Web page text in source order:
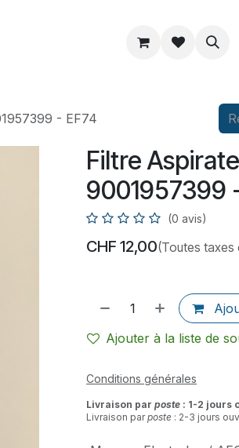
À propos
- EF74
Filtre
9001957399
(0 avis)
CHF 12,00(Toutes taxes
Ajouter à la liste de
Conditions générales
Livraison par poste : 1-2 jours
Livraison parposte : 2-3 jours